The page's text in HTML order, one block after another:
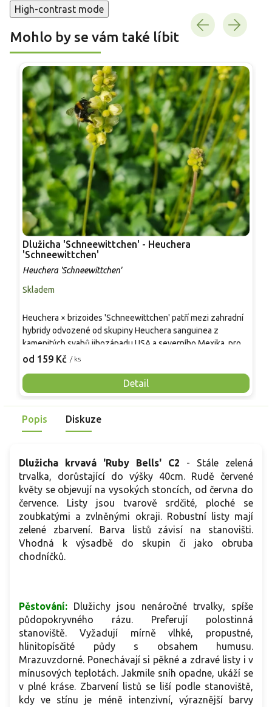
High-contrast mode
Mohlo by se vám také líbit
Dlužicha 'Schneewittchen' - Heuchera
'Schneewittchen'
Heuchera 'Schneewittchen'
Skladem
od 159 Kč / ks
Detail
Heuchera × brizoides 'Schneewittchen' patří mezi zahradní
hybridy odvozené od skupiny Heuchera sanguinea z
kamenitých svahů jihozápadu USA a severního Mexika, proto
vyžaduje propustnou půdu. Tvoří hustý bochánek tmavě
stálezelených. Trs mívá 25–30 cm × 30–40 cm. V červnu a
červenci nese na 50–60 cm stvolech řídké laty drobných
bílých zvonků bez vůně, cenných pro opylovače i do vazeb.
V polostínu ladí s bohyškami, kapradinami a travinami.
Popis Diskuze
Dlužicha krvavá 'Ruby Bells' C2 - Stále zelená
trvalka, dorůstající do výšky 40cm. Rudě červené
květy se objevují na vysokých stoncích, od června do
července. Listy jsou tvarově srdčité, ploché se
zoubkatými a zvlněnými okraji. Robustní listy mají
zelené zbarvení. Barva listů závisí na stanovišti.
Vhodná k výsadbě do skupin či jako obruba
chodníčků.
Pěstování:
Dlužichy jsou nenáročné trvalky, spíše
půdopokryvného rázu. Preferují polostinná
stanoviště. Vyžadují mírně vlhké, propustné,
hlinitopísčité půdy s obsahem humusu.
Mrazuvzdorné. Ponechávají si pěkné a zdravé listy i v
mínusových teplotách. Jakmile sníh opadne, ukáží se
v plné kráse. Zbarvení listů se liší podle stanoviště,
kdy ve stínu je méně intenzivní, výraznější barvy